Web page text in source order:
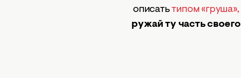
Если же твою фигуру можно описать типом «груша»,
Не перегружай ту часть своего